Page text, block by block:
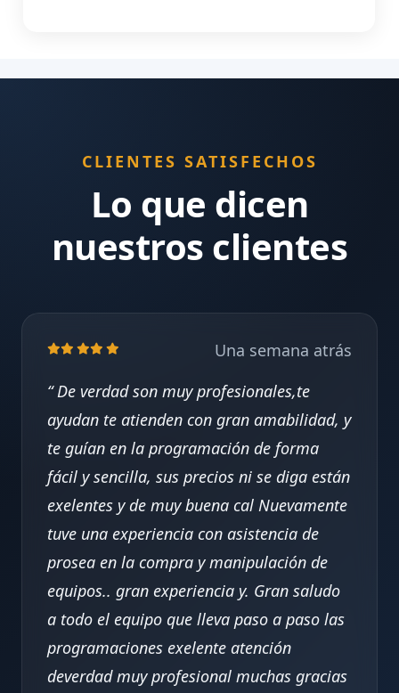
CLIENTES SATISFECHOS
Lo que dicen
nuestros clientes
Una semana atrás
De verdad son muy profesionales,te
ayudan te atienden con gran amabilidad, y
te guían en la programación de forma
fácil y sencilla, sus precios ni se diga están
exelentes y de muy buena cal Nuevamente
tuve una experiencia con asistencia de
prosea en la compra y manipulación de
equipos.. gran experiencia y. Gran saludo
a todo el equipo que lleva paso a paso las
programaciones exelente atención
deverdad muy profesional muchas gracias